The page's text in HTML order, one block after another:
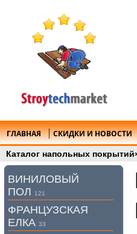
ГЛАВНАЯ СКИДКИ И НОВОСТИ
Каталог напольных покрытий
ВИНИЛОВЫЙ
ПОЛ
121
ФРАНЦУЗСКАЯ
ЕЛКА 33